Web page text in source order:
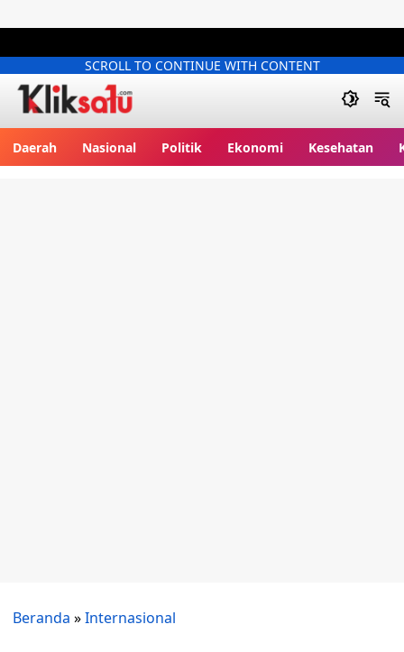
SCROLL TO CONTINUE WITH CONTENT
Daerah Nasional Politik Ekonomi Kesehatan
Beranda »Internasional